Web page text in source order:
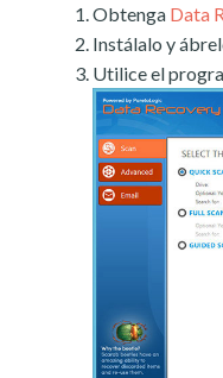
Obtenga Data
Instálalo y
Utilice el